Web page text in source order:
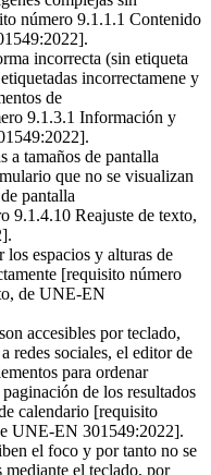
número 9.1.1.1 Contenido
incorrecta (sin etiqueta
incorrectamene y
de
9.1.3.1 Información y
a tamaños de pantalla
que no se visualizan
pantalla
9.1.4.10 Reajuste de texto,
espacios y alturas de
[requisito número
de UNE-EN
accesibles por teclado,
redes sociales, el editor de
para ordenar
de los resultados
calendario [requisito
UNE-EN 301549:2022].
el foco y por tanto no se
mediante el teclado, por